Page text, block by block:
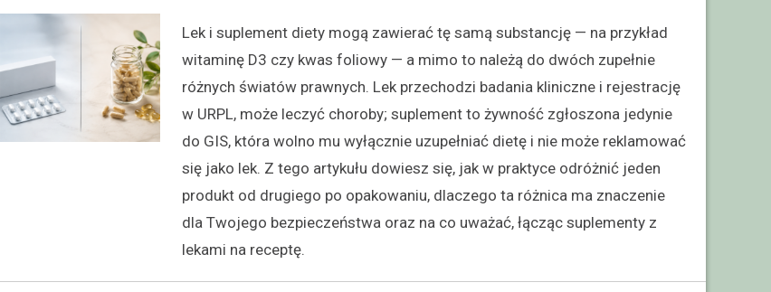
Lek i suplement diety mogą zawierać tę samą substancję — na przykład
witaminę D3 czy kwas foliowy — a mimo to należą do dwóch zupełnie
różnych światów prawnych. Lek przechodzi badania kliniczne i rejestrację
w URPL, może leczyć choroby; suplement to żywność zgłoszona jedynie
do GIS, która wolno mu wyłącznie uzupełniać dietę i nie może reklamować
się jako lek. Z tego artykułu dowiesz się, jak w praktyce odróżnić jeden
produkt od drugiego po opakowaniu, dlaczego ta różnica ma znaczenie
dla Twojego bezpieczeństwa oraz na co uważać, łącząc suplementy z
lekami na receptę.